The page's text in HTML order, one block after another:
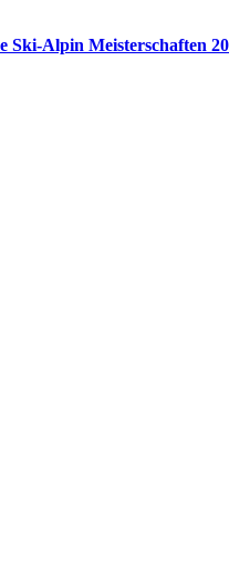
Ski-Alpin Meisterschaften